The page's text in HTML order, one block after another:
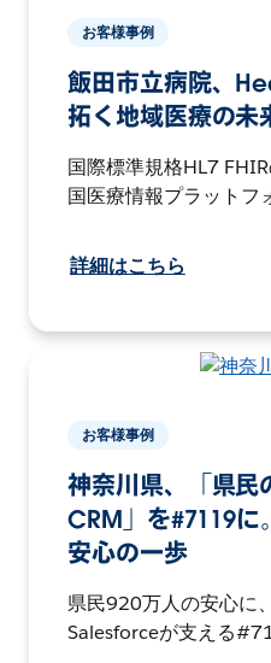
お客様事例
飯田市立病院、
拓く地域医療の未
国際標準規格HL7
国医療情報プラットフ
詳細はこちら
お客様事例
神奈川県、「県民
CRM」を#7119に
安心の一歩
県民920万人の安心に
Salesforceが支える